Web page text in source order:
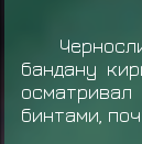
бандану
бинтами,